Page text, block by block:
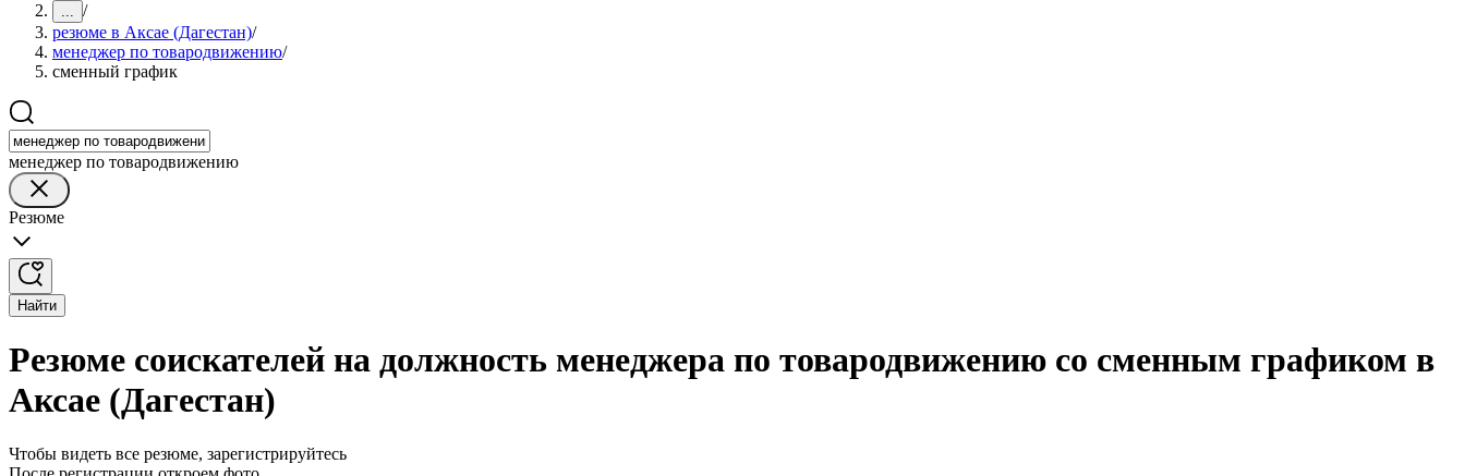
... /
резюме в Аксае (Дагестан)/
менеджер по товародвижению/
сменный график
менеджер по товародвижению
Резюме
Найти
Резюме соискателей на должность менеджера по товародвижению со сменным графиком в
Аксае (Дагестан)
Чтобы видеть все резюме, зарегистрируйтесь